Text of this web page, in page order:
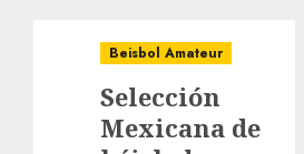
Beisbol Amateur
Selección
Mexicana de